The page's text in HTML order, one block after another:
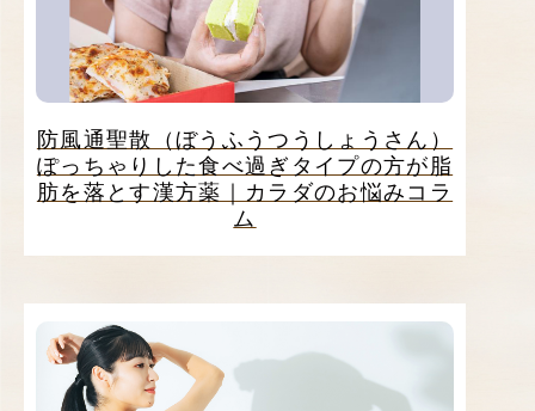
防風通聖散（ぼうふうつうしょうさん）
ぽっちゃりした食べ過ぎタイプの方が脂
肪を落とす漢方薬｜カラダのお悩みコラ
ム